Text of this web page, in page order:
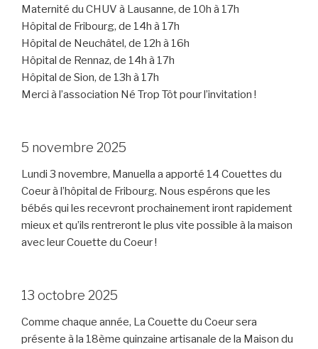
Maternité du CHUV à Lausanne, de 10h à 17h
Hôpital de Fribourg, de 14h à 17h
Hôpital de Neuchâtel, de 12h à 16h
Hôpital de Rennaz, de 14h à 17h
Hôpital de Sion, de 13h à 17h
Merci à l’association Né Trop Tôt pour l’invitation !
5 novembre 2025
Lundi 3 novembre, Manuella a apporté 14 Couettes du
Coeur à l’hôpital de Fribourg. Nous espérons que les
bébés qui les recevront prochainement iront rapidement
mieux et qu’ils rentreront le plus vite possible à la maison
avec leur Couette du Coeur !
13 octobre 2025
Comme chaque année, La Couette du Coeur sera
présente à la 18ème quinzaine artisanale de la Maison du